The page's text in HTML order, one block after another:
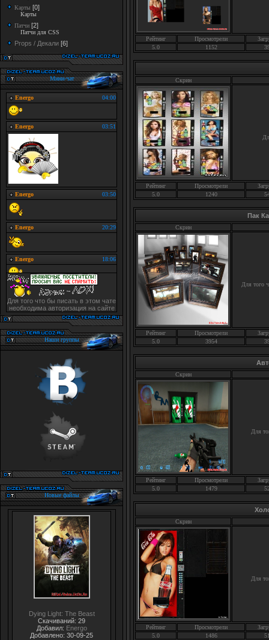
Карты [0]
Карты
Патчи [2]
Патчи для CSS
Props / Декали [6]
Мини-чат
Для того что бы писать в этом чате
необходима авторизация на сайте
Наши группы
Новые файлы
Dying Light: The Beast
Скачиваний: 29
Добавил: Energo
Добавлено: 30-09-25
Рейтинг Просмотрели
5.0
1152
Скрин
Рейтинг Просмотрели
5.0
1240
Пак
Скрин
Для того
Рейтинг Просмотрели
5.0
3954
Скрин
Для
Рейтинг Просмотрели
5.0
1479
Скрин
Для
Рейтинг Просмотрели
5.0
1486